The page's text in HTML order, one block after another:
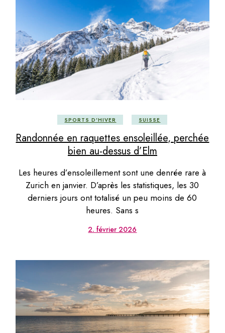
SPORTS D'HIVER SUISSE
Randonnée en raquettes ensoleillée, perchée
bien au-dessus d’Elm
Les heures d’ensoleillement sont une denrée rare à
Zurich en janvier. D’après les statistiques, les 30
derniers jours ont totalisé un peu moins de 60
heures. Sans s
2. février 2026